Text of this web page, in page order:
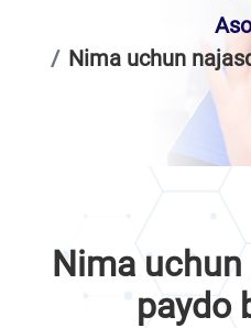
Nima uchun
Nima
paydo